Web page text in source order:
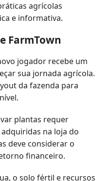
agrícolas
e informativa.
FarmTown
jogador recebe um
sua jornada agrícola.
da fazenda para
plantas requer
na loja do
deve considerar o
financeiro.
o solo fértil e recursos